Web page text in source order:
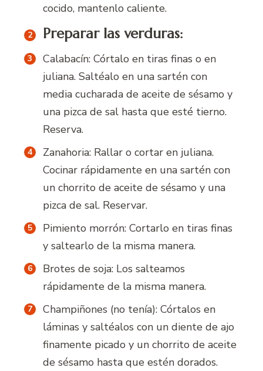
cocido, mantenlo caliente.
Preparar las verduras:
Calabacín: Córtalo en tiras finas o en
juliana. Saltéalo en una sartén con
media cucharada de aceite de sésamo y
una pizca de sal hasta que esté tierno.
Reserva.
Zanahoria: Rallar o cortar en juliana.
Cocinar rápidamente en una sartén con
un chorrito de aceite de sésamo y una
pizca de sal. Reservar.
Pimiento morrón: Cortarlo en tiras finas
y saltearlo de la misma manera.
Brotes de soja: Los salteamos
rápidamente de la misma manera.
Champiñones (no tenía): Córtalos en
láminas y saltéalos con un diente de ajo
finamente picado y un chorrito de aceite
de sésamo hasta que estén dorados.